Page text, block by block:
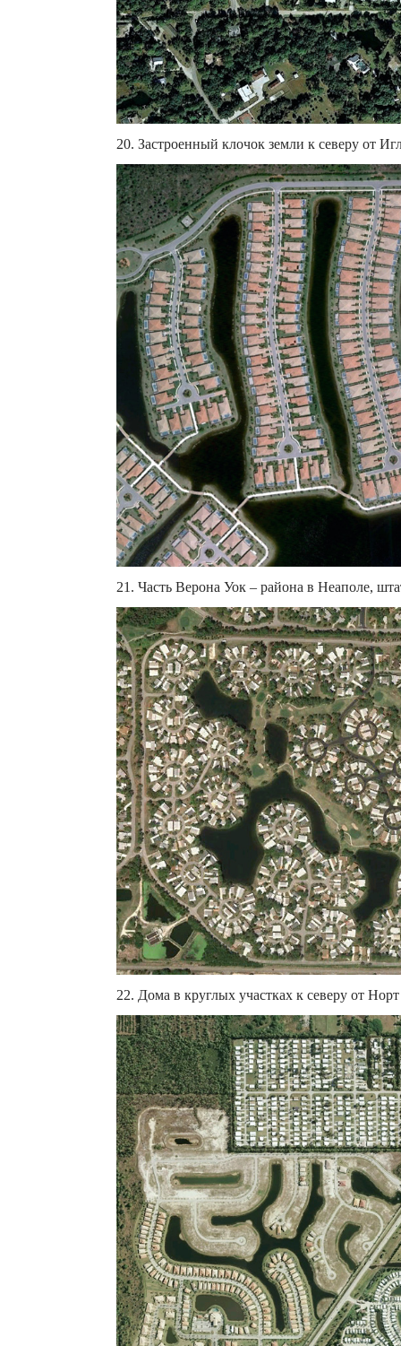
20. Застроенный клочок земли к северу от
21. Часть Верона Уок – района в Неаполе,
22. Дома в круглых участках к северу от